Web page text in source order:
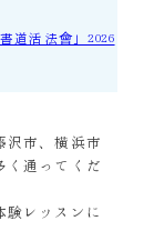
道活法會」2026
沢市、横浜市
く通ってくだ
験レッスンに